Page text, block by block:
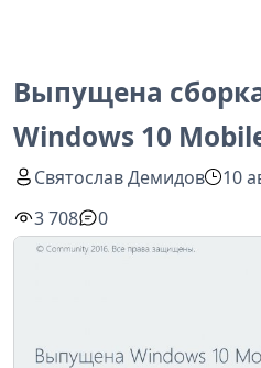
Выпущена
Windows 10
Святослав Демидов
10
3 708
0